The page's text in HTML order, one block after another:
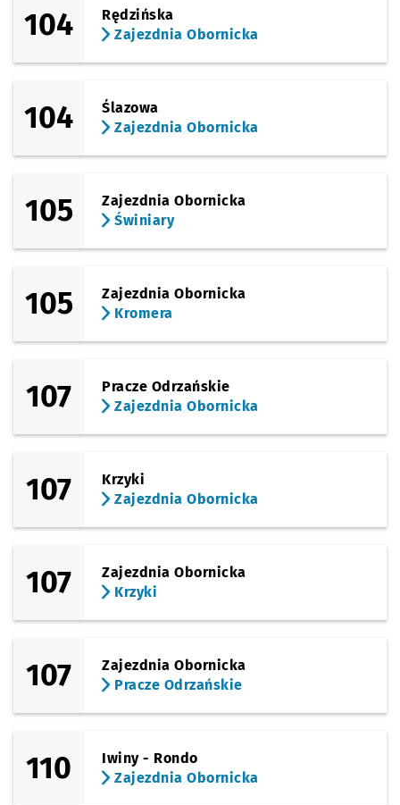
104
Rędzińska
Zajezdnia Obornicka
104
Ślazowa
Zajezdnia Obornicka
105
Zajezdnia Obornicka
Świniary
105
Zajezdnia Obornicka
Kromera
107
Pracze Odrzańskie
Zajezdnia Obornicka
107
Krzyki
Zajezdnia Obornicka
107
Zajezdnia Obornicka
Krzyki
107
Zajezdnia Obornicka
Pracze Odrzańskie
110
Iwiny - Rondo
Zajezdnia Obornicka